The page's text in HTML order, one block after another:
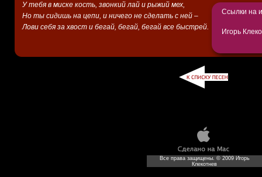
У тебя в миске кость, звонкий лай и рыжий мех,
Но ты сидишь на цепи, и ничего не сделать с ней –
Лови себя за хвост и бегай, бегай, бегай все быстрей.
Ссылки на
Игорь
Все права защищены. © 2009 Игорь
Клекотнев